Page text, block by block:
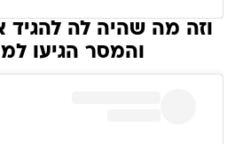
וזה מה שהיה לה להגיד
והמסר הגיעו